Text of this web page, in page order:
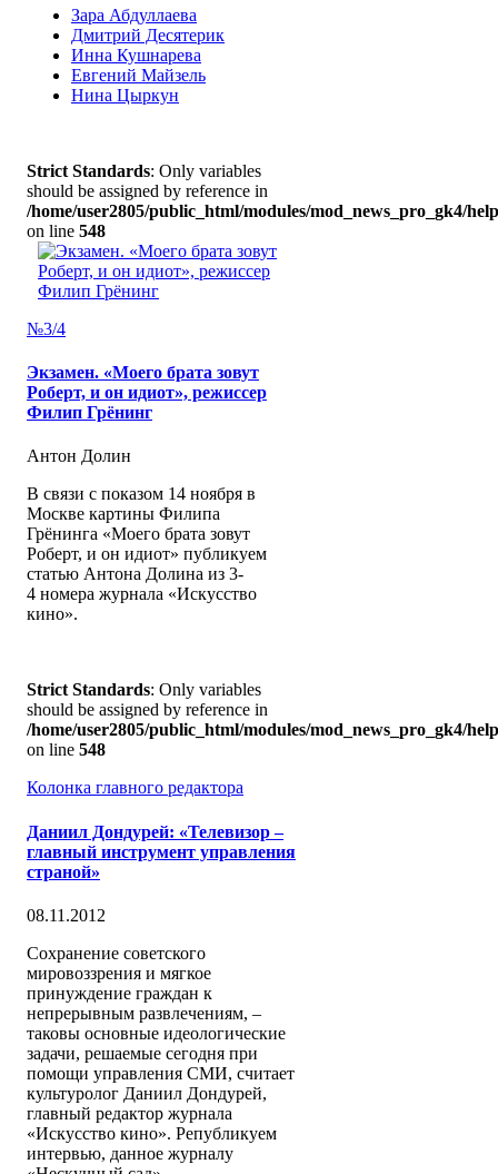
Зара Абдуллаева
Дмитрий Десятерик
Инна Кушнарева
Евгений Майзель
Нина Цыркун
Strict Standards: Only variables
should be assigned by reference in
/home/user2805/public_html/modules/mod_news_pro_gk4/
on line 548
№3/4
Экзамен. «Моего брата зовут
Роберт, и он идиот», режиссер
Филип Грёнинг
Антон Долин
В связи с показом 14 ноября в
Москве картины Филипа
Грёнинга «Моего брата зовут
Роберт, и он идиот» публикуем
статью Антона Долина из 3-
4 номера журнала «Искусство
кино».
Strict Standards: Only variables
should be assigned by reference in
/home/user2805/public_html/modules/mod_news_pro_gk4/
on line 548
Колонка главного редактора
Даниил Дондурей: «Телевизор –
главный инструмент управления
страной»
08.11.2012
Сохранение советского
мировоззрения и мягкое
принуждение граждан к
непрерывным развлечениям, –
таковы основные идеологические
задачи, решаемые сегодня при
помощи управления СМИ, считает
культуролог Даниил Дондурей,
главный редактор журнала
«Искусство кино». Републикуем
интервью, данное журналу